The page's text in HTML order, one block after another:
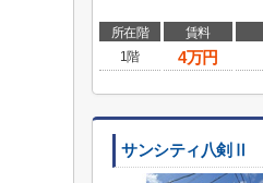
所在階 賃料
1階
4万円
サンシティ八剣Ⅱ